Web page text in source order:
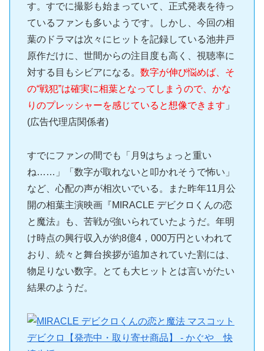
す。すでに撮影も始まっていて、正式発表を待っ
ているファンも多いようです。しかし、今回の相
葉のドラマは次々にヒットを記録している池井戸
原作だけに、世間からの注目度も高く、視聴率に
対する目もシビアになる。 数字が伸び悩めば、そ
の“戦犯”は確実に相葉となってしまうので、かな
りのプレッシャーを感じていると想像できます 」
(広告代理店関係者)
すでにファンの間でも「月9はちょっと重い
ね……」「数字が取れないと叩かれそうで怖い」
など、心配の声が相次いでいる。また昨年11月公
開の相葉主演映画『MIRACLE デビクロくんの恋
と魔法』も、苦戦が強いられていたようだ。年明
け時点の興行収入が約8億4，000万円といわれて
おり、続々と舞台挨拶が追加されていた割には、
物足りない数字。とても大ヒットとは言いがたい
結果のようだ。